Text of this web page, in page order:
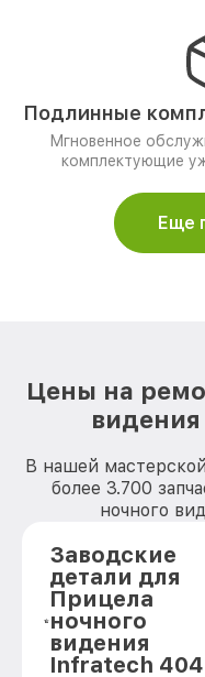
Подлинные
Мгновенное
комплектующие
Еще
Цены на
В нашей
более 3.700
ночного
Заводские
детали для
Прицела
ночного
видения
Infratech 404